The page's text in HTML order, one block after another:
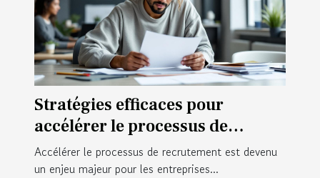
Stratégies efficaces pour
accélérer le processus de
recrutement
Accélérer le processus de recrutement est devenu
un enjeu majeur pour les entreprises...